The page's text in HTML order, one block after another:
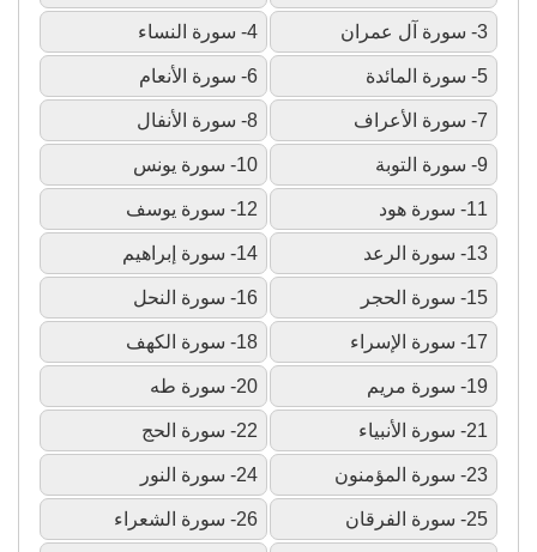
3- سورة آل عمران 4- سورة النساء
5- سورة المائدة 6- سورة الأنعام
7- سورة الأعراف 8- سورة الأنفال
9- سورة التوبة 10- سورة يونس
11- سورة هود 12- سورة يوسف
13- سورة الرعد 14- سورة إبراهيم
15- سورة الحجر 16- سورة النحل
17- سورة الإسراء 18- سورة الكهف
19- سورة مريم 20- سورة طه
21- سورة الأنبياء 22- سورة الحج
23- سورة المؤمنون 24- سورة النور
25- سورة الفرقان 26- سورة الشعراء